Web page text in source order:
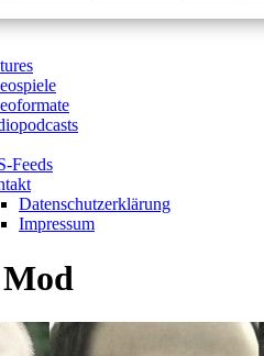
Feeds
Datenschutzerklärung
Impressum
Mod